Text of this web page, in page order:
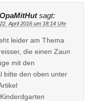
OpaMitHut sagt:
22. April 2016 um 18:14 Uhr
leider am Thema
die einen Zaun
mit den
bitte den oben unter